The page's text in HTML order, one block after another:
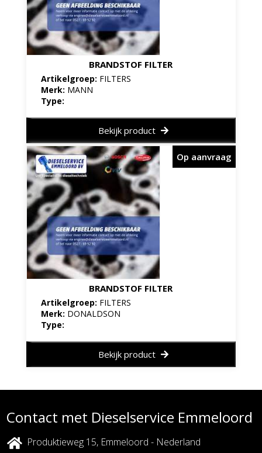
BRANDSTOF FILTER
Artikelgroep: FILTERS
Merk: MANN
Type:
Bekijk product
BRANDSTOF FILTER
Artikelgroep: FILTERS
Merk: DONALDSON
Type:
Op aanvraag
Bekijk product
Contact met Dieselservice Emmeloord
Produktieweg 15, Emmeloord - Nederland